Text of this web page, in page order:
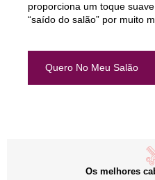
proporciona um toque
“saído do salão” por muito
Quero No Meu Salão
Os melhores